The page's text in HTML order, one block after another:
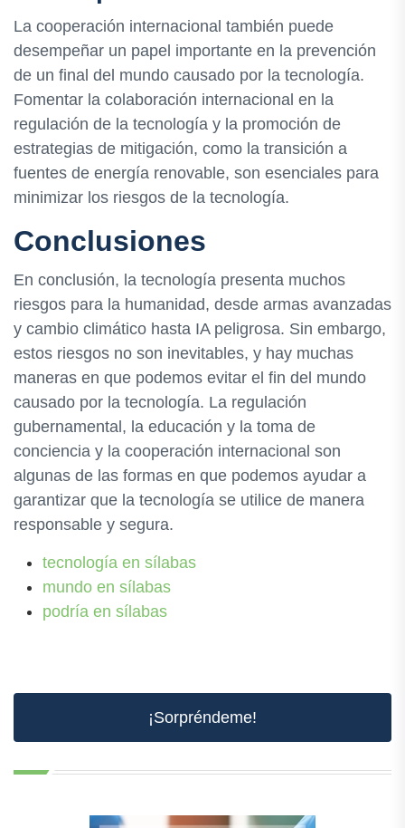
La cooperación internacional también puede
desempeñar un papel importante en la prevención
de un final del mundo causado por la tecnología.
Fomentar la colaboración internacional en la
regulación de la tecnología y la promoción de
estrategias de mitigación, como la transición a
fuentes de energía renovable, son esenciales para
minimizar los riesgos de la tecnología.
Conclusiones
En conclusión, la tecnología presenta muchos
riesgos para la humanidad, desde armas avanzadas
y cambio climático hasta IA peligrosa. Sin embargo,
estos riesgos no son inevitables, y hay muchas
maneras en que podemos evitar el fin del mundo
causado por la tecnología. La regulación
gubernamental, la educación y la toma de
conciencia y la cooperación internacional son
algunas de las formas en que podemos ayudar a
garantizar que la tecnología se utilice de manera
responsable y segura.
tecnología en sílabas
mundo en sílabas
podría en sílabas
¡Sorpréndeme!